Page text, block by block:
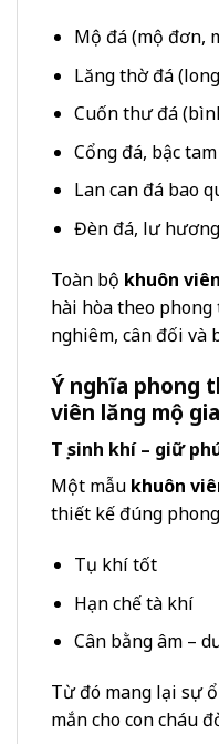
Mộ đá (mộ đơn,
Lăng thờ đá
Cuốn thư đá
Cổng đá, bậc
Lan can đá bao
Đèn đá, lư
Toàn bộ khuôn viên
hài hòa theo
nghiêm, cân đối và
Ý nghĩa phong
viên lăng mộ
Tụ sinh khí – giữ
Một mẫu khuôn
thiết kế đúng
Tụ khí tốt
Hạn chế tà khí
Cân bằng âm –
Từ đó mang lại sự
mắn cho con cháu